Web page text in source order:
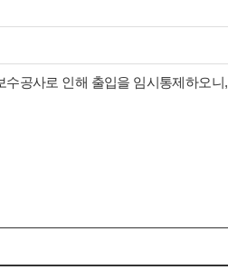
수공사로 인해 출입을 임시통제하오니,